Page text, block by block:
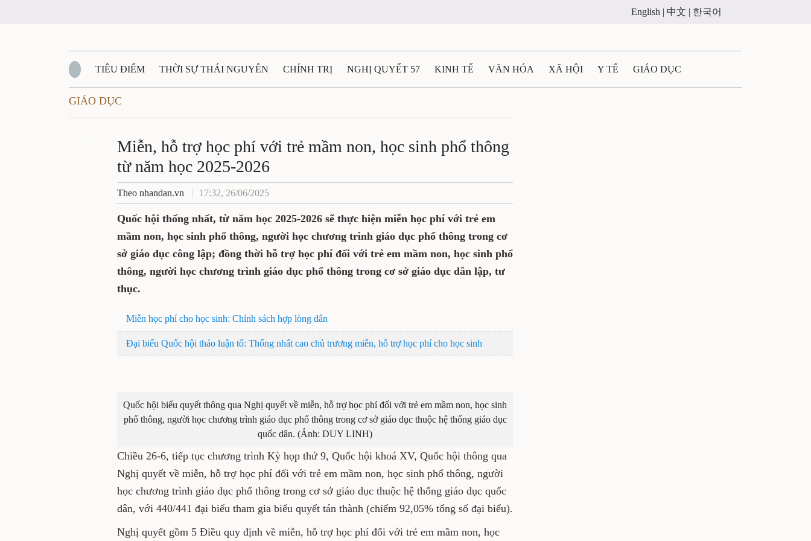
English | 中文 | 한국어
TIÊU ĐIỂM THỜI SỰ THÁI NGUYÊN CHÍNH TRỊ NGHỊ QUYẾT 57 KINH TẾ VĂN HÓA XÃ HỘI Y TẾ GIÁO DỤC
QUỐC PHÒNG - AN NINH
QUÊ HƯƠNG - ĐẤT NƯỚC QUỐC TẾ TÀI NGUYÊN - MÔI TRƯỜNG THỂ THAO THÔNG TIN - QUẢNG CÁO
VĂN BẢN, CHÍNH SÁCH MỚI
GIÁO DỤC
Miễn, hỗ trợ học phí với trẻ mầm non, học sinh phổ thông
từ năm học 2025-2026
Theo nhandan.vn 17:32, 26/06/2025
Quốc hội thống nhất, từ năm học 2025-2026 sẽ thực hiện miễn học phí với trẻ em
mầm non, học sinh phổ thông, người học chương trình giáo dục phổ thông trong cơ
sở giáo dục công lập; đồng thời hỗ trợ học phí đối với trẻ em mầm non, học sinh phổ
thông, người học chương trình giáo dục phổ thông trong cơ sở giáo dục dân lập, tư
thục.
Miễn học phí cho học sinh: Chính sách hợp lòng dân
Đại biểu Quốc hội thảo luận tổ: Thống nhất cao chủ trương miễn, hỗ trợ học phí cho học sinh
Quốc hội biểu quyết thông qua Nghị quyết về miễn, hỗ trợ học phí đối với trẻ em mầm non, học sinh
phổ thông, người học chương trình giáo dục phổ thông trong cơ sở giáo dục thuộc hệ thống giáo dục
quốc dân. (Ảnh: DUY LINH)
Chiều 26-6, tiếp tục chương trình Kỳ họp thứ 9, Quốc hội khoá XV, Quốc hội thông qua
Nghị quyết về miễn, hỗ trợ học phí đối với trẻ em mầm non, học sinh phổ thông, người
học chương trình giáo dục phổ thông trong cơ sở giáo dục thuộc hệ thống giáo dục quốc
dân, với 440/441 đại biểu tham gia biểu quyết tán thành (chiếm 92,05% tổng số đại biểu).
Nghị quyết gồm 5 Điều quy định về miễn, hỗ trợ học phí đối với trẻ em mầm non, học